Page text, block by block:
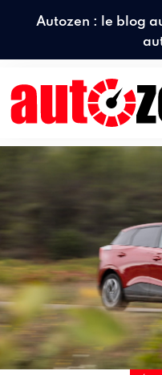
Autozen : le blog